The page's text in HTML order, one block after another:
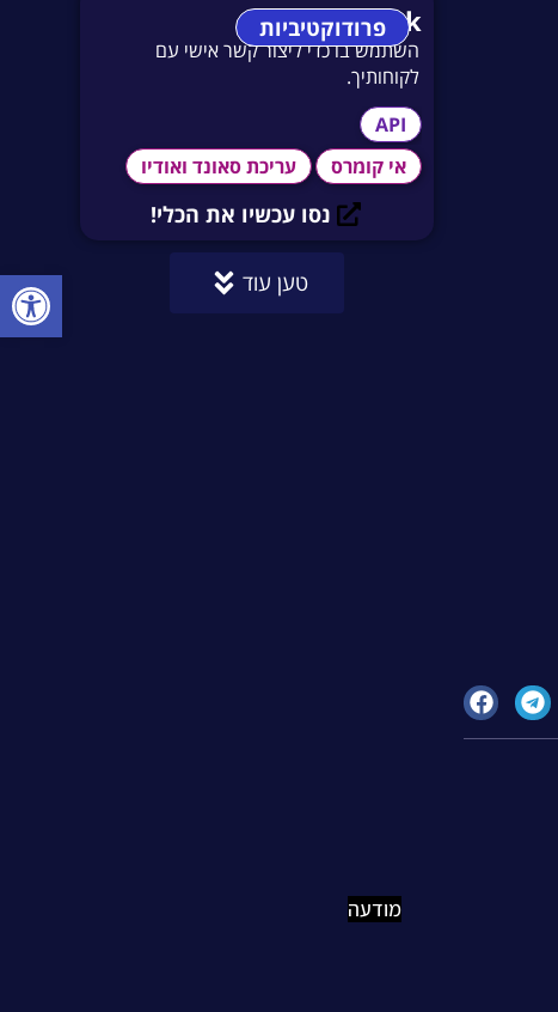
פרודוקטיביות
Maverick
השתמש בו כדי ליצור קשר אישי עם
לקוחותיך.
API
אי קומרס
עריכת סאונד ואודיו
נסו עכשיו את הכלי!
טען עוד
מודעה
פתח